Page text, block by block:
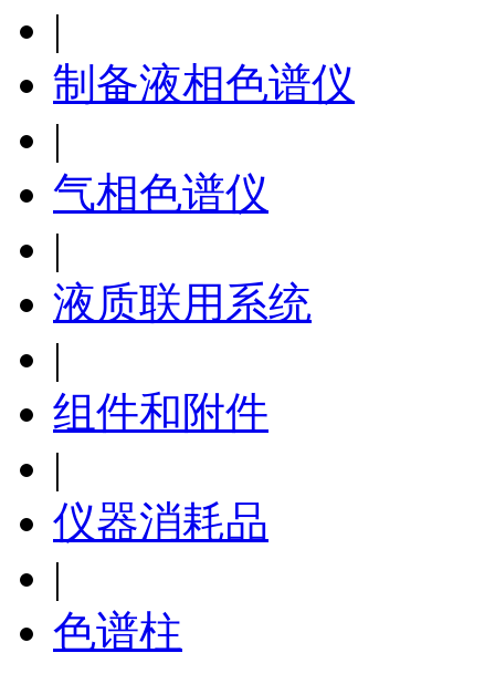
|
制备液相色谱仪
|
气相色谱仪
|
液质联用系统
|
组件和附件
|
仪器消耗品
|
色谱柱